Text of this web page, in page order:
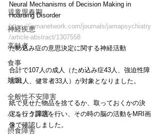
児童思春期
神経疾患
高齢者
食事
妊娠
全般性不安障害
パニック障害
摂食障害
Neural Mechanisms of Decision Making in
Hoarding Disorder
https://jamanetwork.com/journals/jamapsychiatry
/article-abstract/1307558
ため込み症の意思決定に関する神経活動
合計で107人の成人（ため込み症43人、強迫性障
害31人、健常者33人）が対象となりました。
紙で見せた物品を捨てるか、取っておくかの決
定を行う課題を行い、その時の脳の活動をMRI画
像で確認しました。